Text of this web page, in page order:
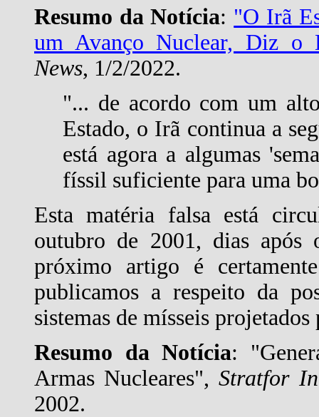
Resumo da Notícia: "O Irã
um Avanço Nuclear, Diz o
News, 1/2/2022.
"... de acordo com um
Estado, o Irã continua a
está agora a algumas
físsil suficiente para uma
Esta matéria falsa está
outubro de 2001, dias após
próximo artigo é
publicamos a respeito da
sistemas de mísseis
Resumo da Notícia:
Armas Nucleares",Stratfor
2002.